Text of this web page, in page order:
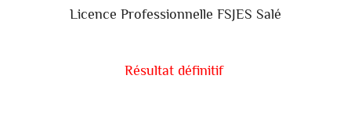
Licence Professionnelle FSJES Salé
Résultat définitif